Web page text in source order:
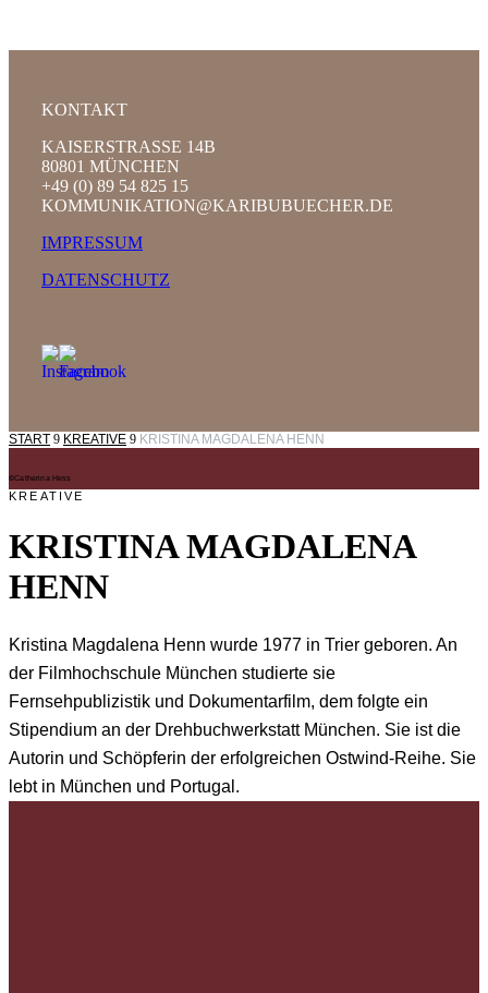
KONTAKT
KAISERSTRASSE 14B
80801 MÜNCHEN
+49 (0) 89 54 825 15
KOMMUNIKATION@KARIBUBUECHER.DE
IMPRESSUM
DATENSCHUTZ
START 9 KREATIVE 9 KRISTINA MAGDALENA HENN
©Catherina Hess
KREATIVE
KRISTINA MAGDALENA
HENN
Kristina Magdalena Henn wurde 1977 in Trier geboren. An
der Filmhochschule München studierte sie
Fernsehpublizistik und Dokumentarfilm, dem folgte ein
Stipendium an der Drehbuchwerkstatt München. Sie ist die
Autorin und Schöpferin der erfolgreichen Ostwind-Reihe. Sie
lebt in München und Portugal.